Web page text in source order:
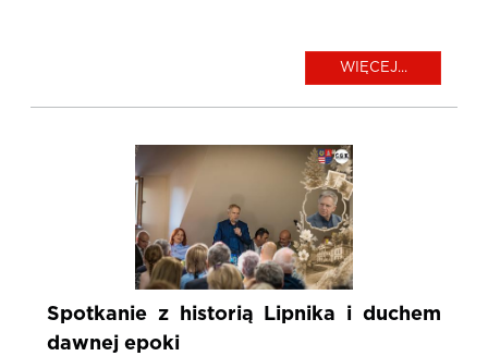
WIĘCEJ...
Spotkanie z historią Lipnika i duchem
dawnej epoki